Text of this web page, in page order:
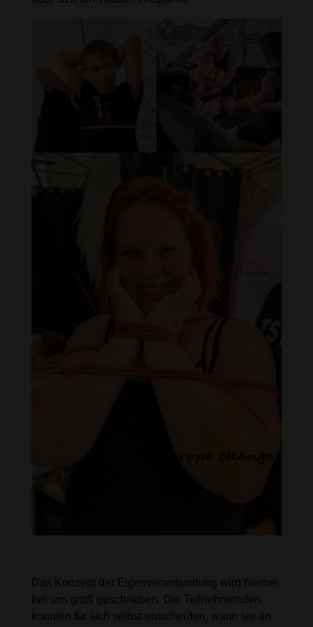
Das Konzept der Eigenverantwortung wird hierbei
bei uns groß geschrieben. Die Teilnehmenden
konnten für sich selbst entscheiden, wann sie an